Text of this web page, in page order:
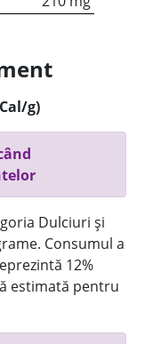
g)
Dulciuri și
Consumul a
12%
estimată pentru